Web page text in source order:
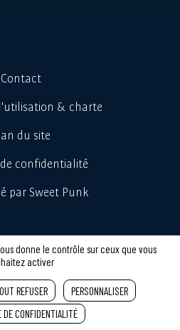
Contact
& charte
du site
confidentialité
par Sweet Punk
donne le contrôle sur ceux que vous
activer
REFUSER
PERSONNALISER
DE CONFIDENTIALITÉ